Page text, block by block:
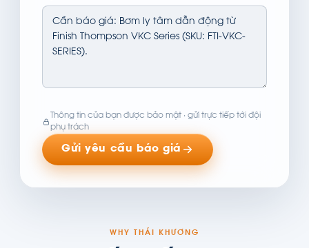
Thông tin của bạn được bảo mật · gửi trực tiếp tới đội
phụ trách
Gửi yêu cầu báo giá
WHY THÁI KHƯƠNG